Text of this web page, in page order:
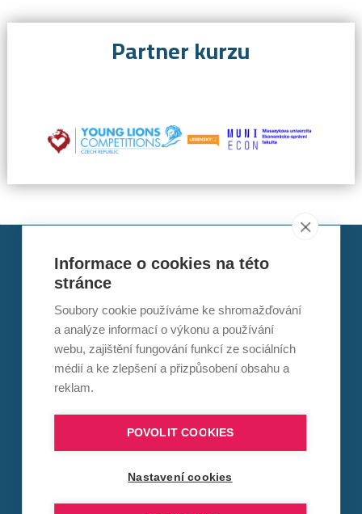
Partner kurzu
LEKTOR KURZU
PŘÍJEMNÉ PROSTŘEDÍ
Informace o cookies na této
stránce
Soubory cookie používáme ke shromažďování
a analýze informací o výkonu a používání
webu, zajištění fungování funkcí ze sociálních
médií a ke zlepšení a přizpůsobení obsahu a
reklam.
POVOLIT COOKIES
Nastavení cookies